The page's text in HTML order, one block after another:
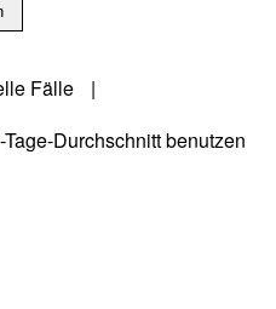
Fälle
|
Tage-Durchschnitt benutzen